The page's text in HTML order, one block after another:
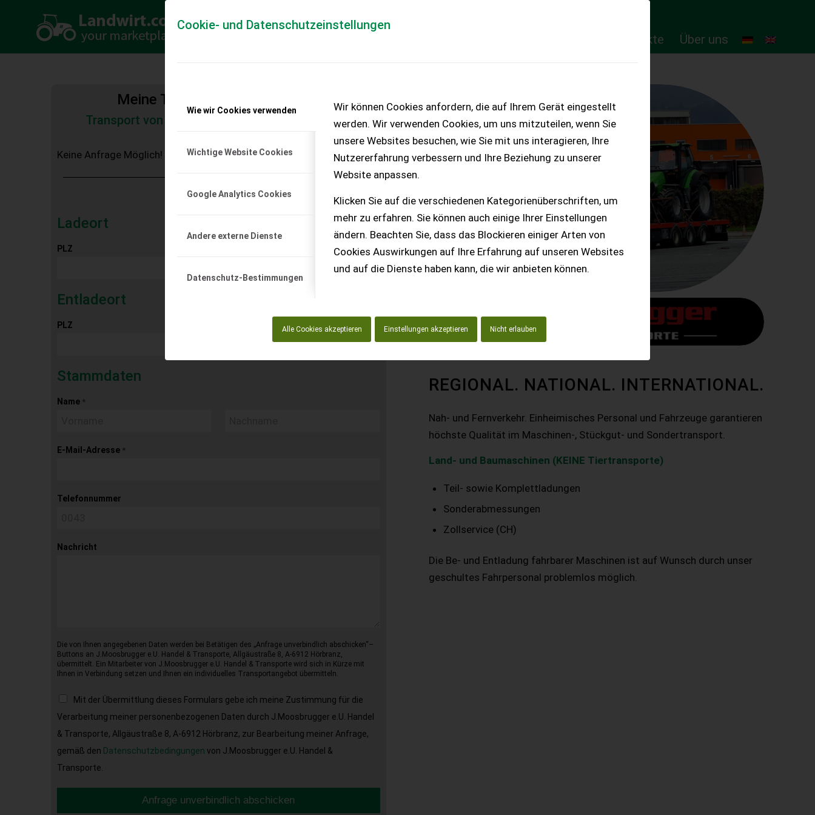
Cookie- und Datenschutzeinstellungen
Wie wir Cookies verwenden
Wichtige Website Cookies
Google Analytics Cookies
Andere externe Dienste
Datenschutz-Bestimmungen
Wir können Cookies anfordern, die auf Ihrem Gerät eingestellt
werden. Wir verwenden Cookies, um uns mitzuteilen, wenn Sie
unsere Websites besuchen, wie Sie mit uns interagieren, Ihre
Nutzererfahrung verbessern und Ihre Beziehung zu unserer
Website anpassen.
Klicken Sie auf die verschiedenen Kategorienüberschriften, um
mehr zu erfahren. Sie können auch einige Ihrer Einstellungen
ändern. Beachten Sie, dass das Blockieren einiger Arten von
Cookies Auswirkungen auf Ihre Erfahrung auf unseren Websites
und auf die Dienste haben kann, die wir anbieten können.
Alle Cookies akzeptieren Einstellungen akzeptieren Nicht erlauben
Online-Produkte Über uns
Meine Transportkostenanfrage
Transport von Land- und Baumaschinen – KEINE
Keine Anfrage Möglich!
Ladeort
PLZ
Entladeort
PLZ
Stammdaten
Name *
E-Mail-Adresse *
Telefonnummer
Nachricht
Die von Ihnen angegebenen Daten werden bei Betätigen des „Anfrage unverbindlich abschicken“–
Buttons an J.Moosbrugger e.U. Handel & Transporte, Allgäustraße 8, A-6912 Hörbranz,
übermittelt. Ein Mitarbeiter von J.Moosbrugger e.U. Handel & Transporte wird sich in Kürze mit
Ihnen in Verbindung setzen und Ihnen ein individuelles Transportangebot übermitteln.
Mit der Übermittlung dieses Formulars gebe ich meine Zustimmung für die
Verarbeitung meiner personenbezogenen Daten durch J.Moosbrugger e.U. Handel
& Transporte, Allgäustraße 8, A-6912 Hörbranz, zur Bearbeitung meiner Anfrage,
gemäß den Datenschutzbedingungen von J.Moosbrugger e.U. Handel &
Transporte.
Anfrage unverbindlich abschicken
REGIONAL. NATIONAL. INTERNATIONAL.
Nah- und Fernverkehr. Einheimisches Personal und Fahrzeuge garantieren
höchste Qualität im Maschinen-, Stückgut- und Sondertransport.
Land- und Baumaschinen (KEINE Tiertransporte)
Teil- sowie Komplettladungen
Sonderabmessungen
Zollservice (CH)
Die Be- und Entladung fahrbarer Maschinen ist auf Wunsch durch unser
geschultes Fahrpersonal problemlos möglich.